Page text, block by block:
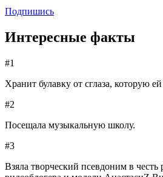
Подпишись
Интересные факты
#1
Хранит булавку от сглаза, которую
#2
Посещала музыкальную школу.
#3
Взяла творческий псевдоним в честь